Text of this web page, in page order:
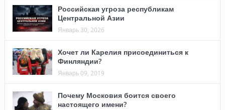
Российская угроза республикам
Центральной Азии
Январь 30, 2026
Хочет ли Карелия присоединиться к
Финляндии?
Январь 09, 2019
Почему Московия боится своего
настоящего имени?